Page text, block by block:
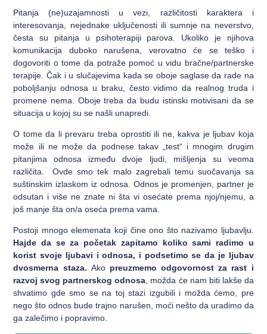
Pitanja (ne)uzajamnosti u vezi, različitosti karaktera i
interesovanja, nejednake uključenosti ili sumnje na neverstvo,
česta su pitanja u psihoterapiji parova. Ukoliko je njihova
komunikacija duboko narušena, verovatno će se teško i
dogovoriti o tome da potraže pomoć u vidu bračne/partnerske
terapije. Čak i u slučajevima kada se oboje saglase da rade na
poboljšanju odnosa u braku, često vidimo da realnog truda i
promene nema. Oboje treba da budu istinski motivisani da se
situacija u kojoj su se našli unapredi.
O tome da li prevaru treba oprostiti ili ne, kakva je ljubav koja
može ili ne može da podnese takav „test“ i mnogim drugim
pitanjima odnosa između dvoje ljudi, mišljenja su veoma
različita. Ovde smo tek malo zagrebali temu suočavanja sa
suštinskim izlaskom iz odnosa. Odnos je promenjen, partner je
odsutan i više ne znate ni šta vi osećate prema njoj/njemu, a
još manje šta on/a oseća prema vama.
Postoji mnogo elemenata koji čine ono što nazivamo ljubavlju.
Hajde da se za početak zapitamo koliko sami radimo u
korist svoje ljubavi i odnosa, i podsetimo se da je ljubav
dvosmerna staza. Ako preuzmemo odgovornost za rast i
razvoj svog partnerskog odnosa, možda će nam biti lakše da
shvatimo gde smo se na toj stazi izgubili i možda ćemo, pre
nego što odnos bude trajno narušen, moći nešto da uradimo da
ga zalečimo i popravimo.